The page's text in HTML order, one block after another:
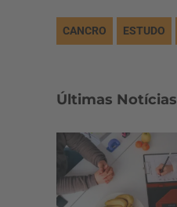
CANCRO ESTUDO
Últimas Notícias